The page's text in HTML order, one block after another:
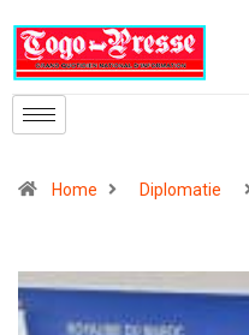
Home Diplomatie